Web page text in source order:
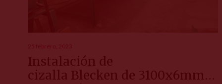
25 febrero, 2023
Instalación de
cizalla Blecken de 3100x6mm